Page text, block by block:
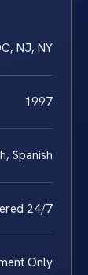
NJ, NY
1997
Spanish
24/7
Only